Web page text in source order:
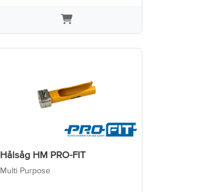
Hålsåg HM PRO-FIT
Multi Purpose